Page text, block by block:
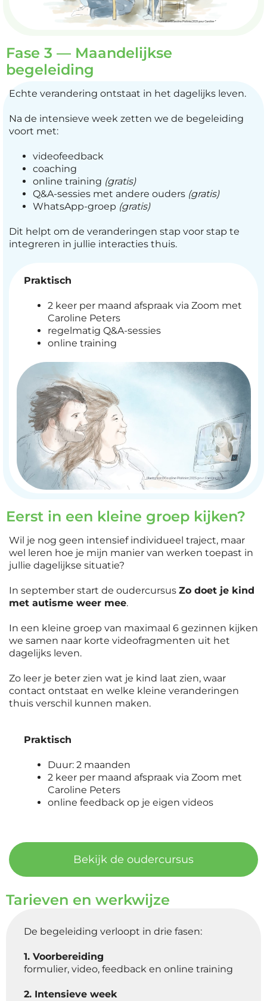
Fase 3 — Maandelijkse
begeleiding
Echte verandering ontstaat in het dagelijks leven.
Na de intensieve week zetten we de begeleiding
voort met:
videofeedback
coaching
online training (gratis)
Q&A-sessies met andere ouders (gratis)
WhatsApp-groep (gratis)
Dit helpt om de veranderingen stap voor stap te
integreren in jullie interacties thuis.
Praktisch
2 keer per maand afspraak via Zoom met
Caroline Peters
regelmatig Q&A-sessies
online training
Eerst in een kleine groep kijken?
Wil je nog geen intensief individueel traject, maar
wel leren hoe je mijn manier van werken toepast in
jullie dagelijkse situatie?
In september start de oudercursus Zo doet je kind
met autisme weer mee.
In een kleine groep van maximaal 6 gezinnen kijken
we samen naar korte videofragmenten uit het
dagelijks leven.
Zo leer je beter zien wat je kind laat zien, waar
contact ontstaat en welke kleine veranderingen
thuis verschil kunnen maken.
Praktisch
Duur: 2 maanden
2 keer per maand afspraak via Zoom met
Caroline Peters
online feedback op je eigen videos
Bekijk de oudercursus
Tarieven en werkwijze
De begeleiding verloopt in drie fasen:
1. Voorbereiding
formulier, video, feedback en online training
2. Intensieve week